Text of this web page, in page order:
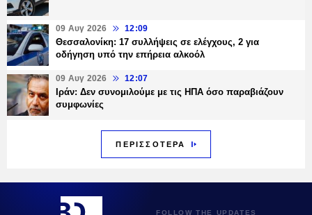
09 Αυγ 2026 12:09
Θεσσαλονίκη: 17 συλλήψεις σε ελέγχους, 2 για
οδήγηση υπό την επήρεια αλκοόλ
09 Αυγ 2026 12:07
Ιράν: Δεν συνομιλούμε με τις ΗΠΑ όσο παραβιάζουν
συμφωνίες
ΠΕΡΙΣΣΟΤΕΡΑ
FOLLOW THE UPDATES